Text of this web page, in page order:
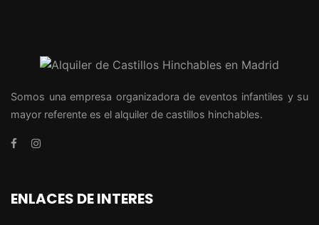
Somos una empresa organizadora de eventos infantiles y su
mayor referente es el alquiler de castillos hinchables.
ENLACES DE INTERES